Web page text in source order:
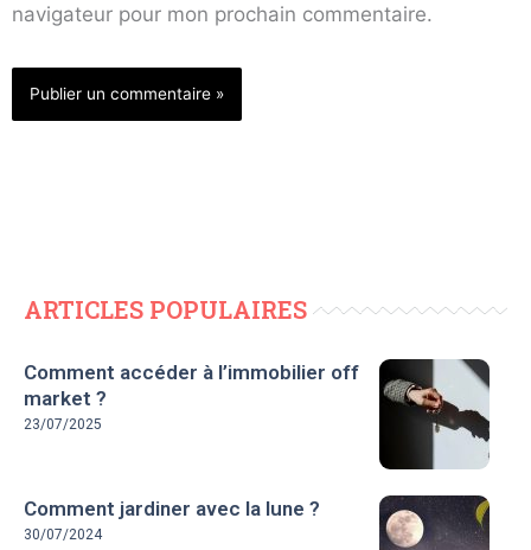
navigateur pour mon prochain commentaire.
ARTICLES POPULAIRES
Comment accéder à l’immobilier off
market ?
23/07/2025
Comment jardiner avec la lune ?
30/07/2024